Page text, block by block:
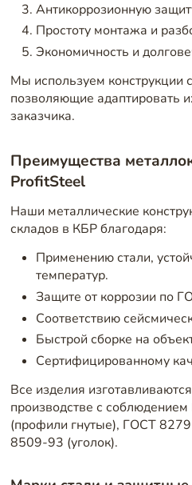
Антикоррозионную
Простоту монтажа и
Экономичность и
Мы используем конструкции
позволяющие адаптировать
заказчика.
Преимущества
ProfitSteel
Наши металлические
складов в КБР благодаря:
Применению стали,
температур.
Защите от коррозии по
Соответствию
Быстрой сборке на
Сертифицированному
Все изделия
производстве с
(профили гнутые), ГОСТ
8509-93 (уголок).